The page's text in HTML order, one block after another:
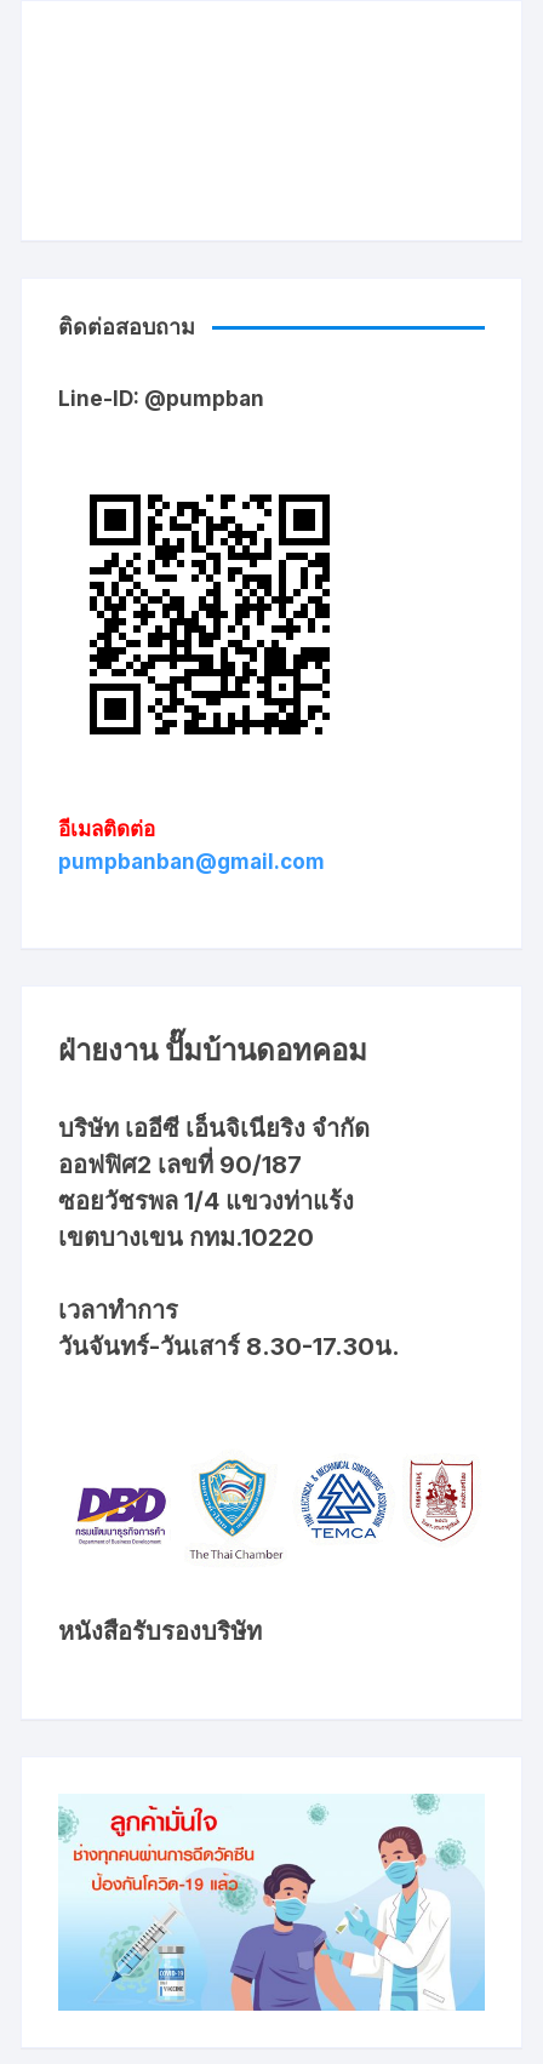
ติดต่อสอบถาม
Line-ID: @pumpban
อีเมลติดต่อ
pumpbanban@gmail.com
ฝ่ายงาน ปั๊มบ้านดอทคอม
บริษัท เออีซี เอ็นจิเนียริง จำกัด
ออฟฟิศ2 เลขที่ 90/187
ซอยวัชรพล 1/4 แขวงท่าแร้ง
เขตบางเขน กทม.10220
เวลาทำการ
วันจันทร์-วันเสาร์ 8.30-17.30น.
หนังสือรับรองบริษัท